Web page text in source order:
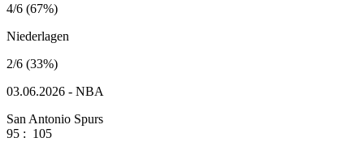
4/6 (67%)
Niederlagen
2/6 (33%)
03.06.2026 - NBA
San Antonio Spurs
95 : 105